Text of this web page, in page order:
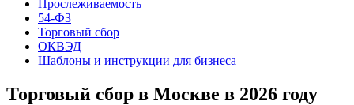
Прослеживаемость
54-ФЗ
Торговый сбор
ОКВЭД
Шаблоны и инструкции для бизнеса
Торговый сбор в Москве в 2026 году